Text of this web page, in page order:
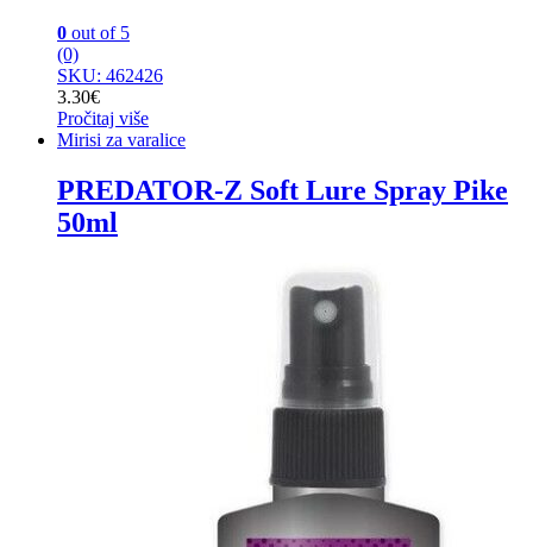
0 out of 5
(0)
SKU: 462426
3.30€
Pročitaj više
Mirisi za varalice
PREDATOR-Z Soft Lure Spray Pike
50ml